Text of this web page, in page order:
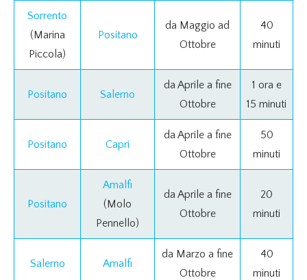
Sorrento
(Marina
Piccola)
Positano
da Maggio ad
Ottobre
40
minuti
Positano Salerno
da Aprile a fine
Ottobre
1 ora e
15 minuti
Positano Capri
da Aprile a fine
Ottobre
50
minuti
Positano
Amalfi
(Molo
Pennello)
da Aprile a fine
Ottobre
20
minuti
Salerno Amalfi
da Marzo a fine
Ottobre
40
minuti